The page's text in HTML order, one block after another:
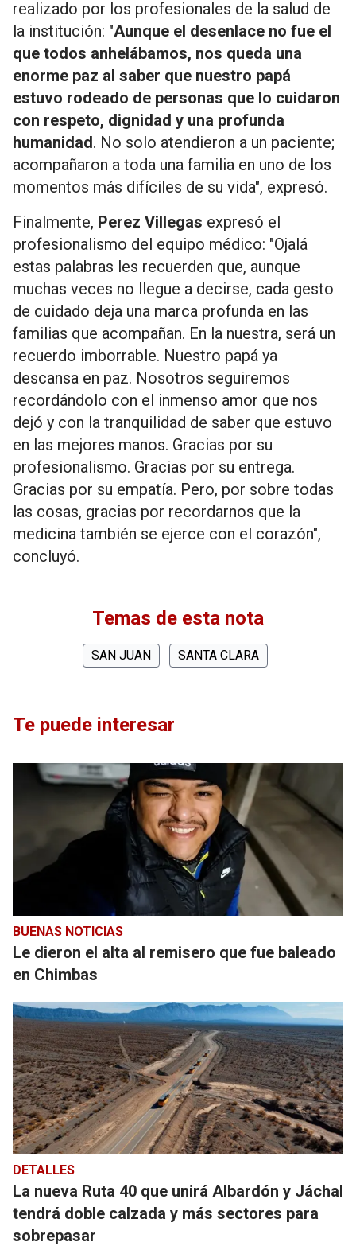
realizado por los profesionales de la salud de
la institución: "Aunque el desenlace no fue el
que todos anhelábamos, nos queda una
enorme paz al saber que nuestro papá
estuvo rodeado de personas que lo cuidaron
con respeto, dignidad y una profunda
humanidad. No solo atendieron a un paciente;
acompañaron a toda una familia en uno de los
momentos más difíciles de su vida", expresó.
Finalmente, Perez Villegas expresó el
profesionalismo del equipo médico: "Ojalá
estas palabras les recuerden que, aunque
muchas veces no llegue a decirse, cada gesto
de cuidado deja una marca profunda en las
familias que acompañan. En la nuestra, será un
recuerdo imborrable. Nuestro papá ya
descansa en paz. Nosotros seguiremos
recordándolo con el inmenso amor que nos
dejó y con la tranquilidad de saber que estuvo
en las mejores manos. Gracias por su
profesionalismo. Gracias por su entrega.
Gracias por su empatía. Pero, por sobre todas
las cosas, gracias por recordarnos que la
medicina también se ejerce con el corazón",
concluyó.
Temas de esta nota
SAN JUAN SANTA CLARA
Te puede interesar
BUENAS NOTICIAS
Le dieron el alta al remisero que fue baleado
en Chimbas
DETALLES
La nueva Ruta 40 que unirá Albardón y Jáchal
tendrá doble calzada y más sectores para
sobrepasar